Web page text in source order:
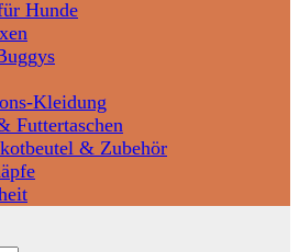
Hunde
Kleidung
Futtertaschen
& Zubehör